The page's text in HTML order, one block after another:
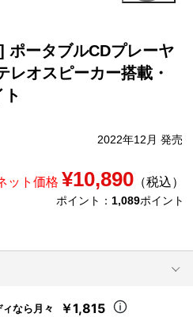
ポータブルCDプレーヤ
レオスピーカー搭載・
2022年12月 発売
ット価格 ¥10,890（税込）
ポイント： 1,089ポイント
なら月々 ￥1,815